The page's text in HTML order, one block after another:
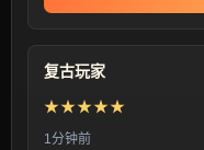
复古玩家
★★★★★
1分钟前